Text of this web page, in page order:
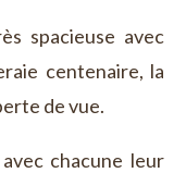
spacieuse avec
centenaire, la
de vue.
chacune leur